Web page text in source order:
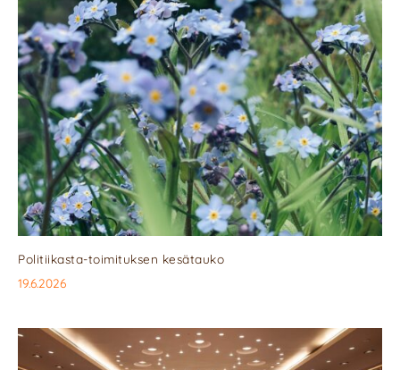
Politiikasta-toimituksen kesätauko
19.6.2026